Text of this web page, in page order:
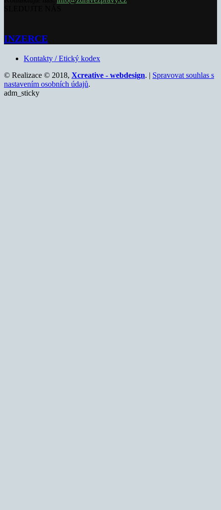
INZERCE
Kontakty / Etický kodex
© Realizace © 2018, Xcreative - webdesign. | Spravovat souhlas s
nastavením osobních údajů.
adm_sticky